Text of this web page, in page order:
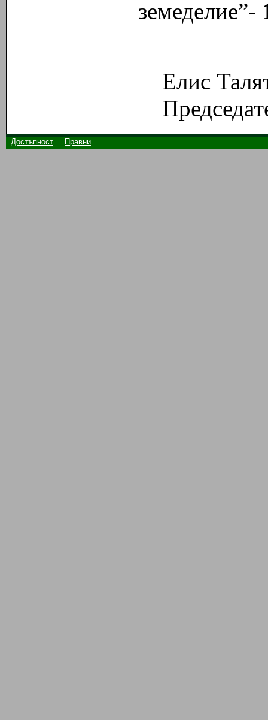
земеделие”-
Елис
Достъпност Правни